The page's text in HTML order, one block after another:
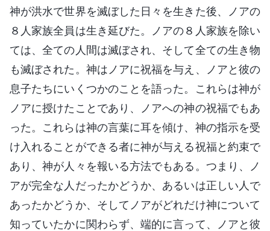
神が洪水で世界を滅ぼした日々を生きた後、ノアの
８人家族全員は生き延びた。ノアの８人家族を除い
ては、全ての人間は滅ぼされ、そして全ての生き物
も滅ぼされた。神はノアに祝福を与え、ノアと彼の
息子たちにいくつかのことを語った。これらは神が
ノアに授けたことであり、ノアへの神の祝福でもあ
った。これらは神の言葉に耳を傾け、神の指示を受
け入れることができる者に神が与える祝福と約束で
あり、神が人々を報いる方法でもある。つまり、ノ
アが完全な人だったかどうか、あるいは正しい人で
あったかどうか、そしてノアがどれだけ神について
知っていたかに関わらず、端的に言って、ノアと彼